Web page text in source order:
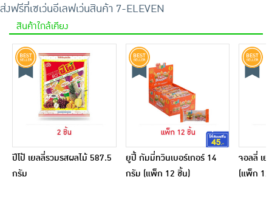
ส่งฟรีที่เซเว่นอีเลฟเว่นสินค้า 7-ELEVEN
สินค้าใกล้เคียง
ปีโป้ เยลลี่รวมรสผลไม้ 587.5
กรัม
ยูปี้ กัมมี่ทวินเบอร์เกอร์ 14
กรัม (แพ็ก 12 ชิ้น)
จอลลี่ เย
(แพ็ก